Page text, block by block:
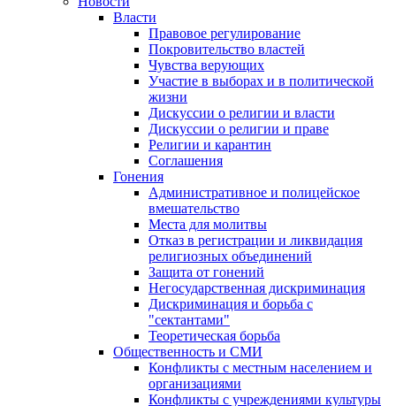
Власти
Правовое регулирование
Покровительство властей
Чувства верующих
Участие в выборах и в политической
жизни
Дискуссии о религии и власти
Дискуссии о религии и праве
Религии и карантин
Соглашения
Гонения
Административное и полицейское
вмешательство
Места для молитвы
Отказ в регистрации и ликвидация
религиозных объединений
Защита от гонений
Негосударственная дискриминация
Дискриминация и борьба с
"сектантами"
Теоретическая борьба
Общественность и СМИ
Конфликты с местным населением и
организациями
Конфликты с учреждениями культуры